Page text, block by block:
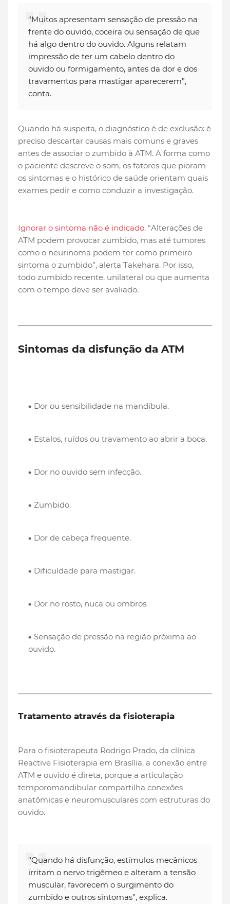
“Muitos apresentam sensação de pressão na
frente do ouvido, coceira ou sensação de que
há algo dentro do ouvido. Alguns relatam
impressão de ter um cabelo dentro do
ouvido ou formigamento, antes da dor e dos
travamentos para mastigar aparecerem”,
conta.
Quando há suspeita, o diagnóstico é de exclusão: é
preciso descartar causas mais comuns e graves
antes de associar o zumbido à ATM. A forma como
o paciente descreve o som, os fatores que pioram
os sintomas e o histórico de saúde orientam quais
exames pedir e como conduzir a investigação.
Ignorar o sintoma não é indicado. “Alterações de
ATM podem provocar zumbido, mas até tumores
como o neurinoma podem ter como primeiro
sintoma o zumbido”, alerta Takehara. Por isso,
todo zumbido recente, unilateral ou que aumenta
com o tempo deve ser avaliado.
Sintomas da disfunção da ATM
Dor ou sensibilidade na mandíbula.
Estalos, ruídos ou travamento ao abrir a boca.
Dor no ouvido sem infecção.
Zumbido.
Dor de cabeça frequente.
Dificuldade para mastigar.
Dor no rosto, nuca ou ombros.
Sensação de pressão na região próxima ao
ouvido.
Tratamento através da fisioterapia
Para o fisioterapeuta Rodrigo Prado, da clínica
Reactive Fisioterapia em Brasília, a conexão entre
ATM e ouvido é direta, porque a articulação
temporomandibular compartilha conexões
anatômicas e neuromusculares com estruturas do
ouvido.
“Quando há disfunção, estímulos mecânicos
irritam o nervo trigêmeo e alteram a tensão
muscular, favorecem o surgimento do
zumbido e outros sintomas”, explica.